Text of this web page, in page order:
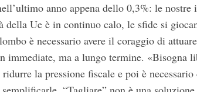
anno appena dello 0,3%: le
della Ue è in continuo calo, le sfide si
è necessario avere il coraggio di
immediate, ma a lungo termine. «Bisogna
la pressione fiscale e poi è